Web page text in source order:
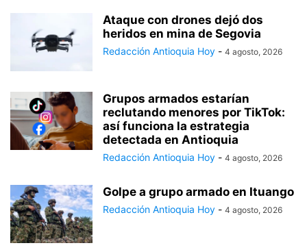
Ataque con drones dejó dos
heridos en mina de Segovia
Redacción Antioquia Hoy - 4 agosto, 2026
Grupos armados estarían
reclutando menores por TikTok:
así funciona la estrategia
detectada en Antioquia
Redacción Antioquia Hoy - 4 agosto, 2026
Golpe a grupo armado en Ituango
Redacción Antioquia Hoy - 4 agosto, 2026